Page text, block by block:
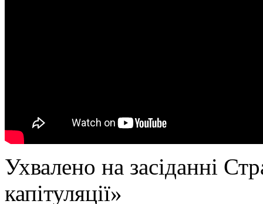
Ухвалено на засіданні
капітуляції»